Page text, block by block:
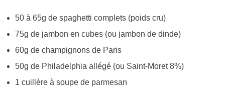
50 à 65g de spaghetti complets (poids cru)
75g de jambon en cubes (ou jambon de dinde)
60g de champignons de Paris
50g de Philadelphia allégé (ou Saint-Moret 8%)
1 cuillère à soupe de parmesan